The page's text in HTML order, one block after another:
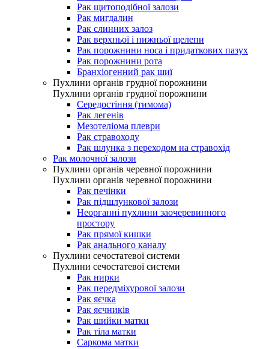
Рак щитоподібної залози
Рак мигдалин
Рак слинних залоз
Рак верхньої і нижньої щелепи
Рак порожнини носа і придаткових пазух
Рак порожнини рота
Бранхіогенний рак шиї
Пухлини органів грудної порожнини
Пухлини органів грудної порожнини
Середостіння (тимома)
Рак легенів
Мезотеліома плеври
Рак стравоходу
Рак шлунка з переходом на стравохід
Рак молочної залози
Пухлини органів черевної порожнини
Пухлини органів черевної порожнини
Рак печінки
Рак підшлункової залози
Неорганні пухлини заочеревинного
простору
Рак прямої кишки
Рак анального каналу
Пухлини сечостатевої системи
Пухлини сечостатевої системи
Рак нирки
Рак передміхурової залози
Рак яєчка
Рак яєчників
Рак шийки матки
Рак тіла матки
Саркома матки